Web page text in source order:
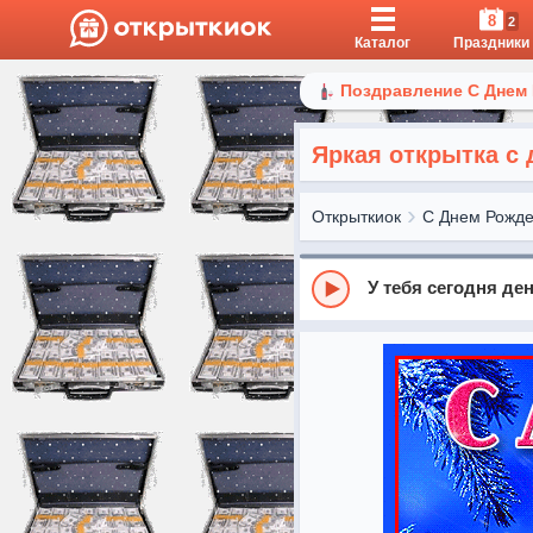
Каталог
8 2
Праздники
Поздравление С
Яркая открытка
Открыткиок С Днем
У тебя сегодня